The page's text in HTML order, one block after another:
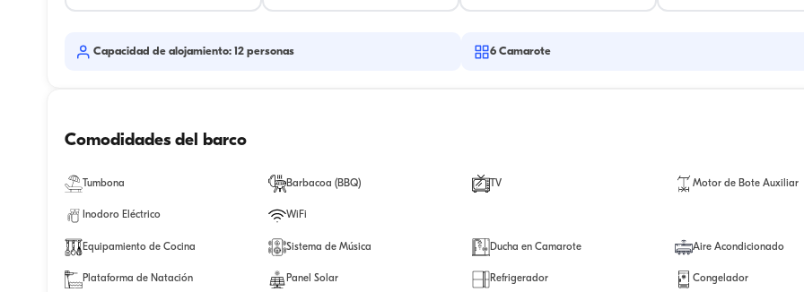
Capacidad de alojamiento: 12 personas 6 Camarote
Comodidades del barco
Tumbona Barbacoa (BBQ) TV Motor de Bote Auxiliar
Inodoro Eléctrico WiFi
Equipamiento de Cocina Sistema de Música Ducha en Camarote Aire Acondicionado
Plataforma de Natación Panel Solar Refrigerador Congelador